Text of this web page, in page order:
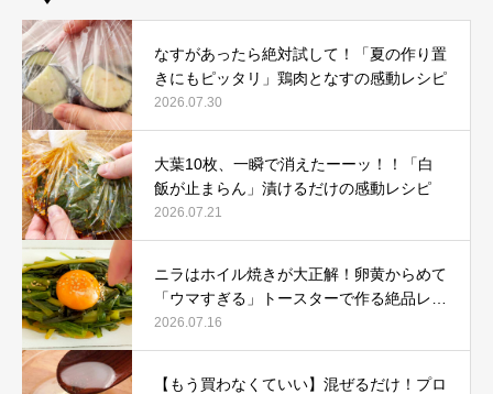
なすがあったら絶対試して！「夏の作り置
きにもピッタリ」鶏肉となすの感動レシピ
2026.07.30
大葉10枚、一瞬で消えたーーッ！！「白
飯が止まらん」漬けるだけの感動レシピ
2026.07.21
ニラはホイル焼きが大正解！卵黄からめて
「ウマすぎる」トースターで作る絶品レシ
ピ
2026.07.16
【もう買わなくていい】混ぜるだけ！プロ